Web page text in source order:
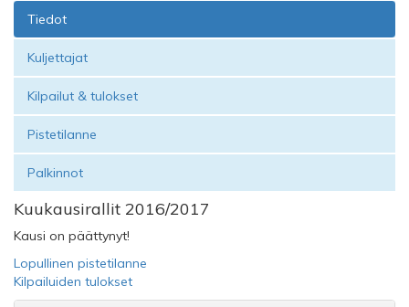
Tiedot
Kuljettajat
Kilpailut & tulokset
Pistetilanne
Palkinnot
Kuukausirallit 2016/2017
Kausi on päättynyt!
Lopullinen pistetilanne
Kilpailuiden tulokset